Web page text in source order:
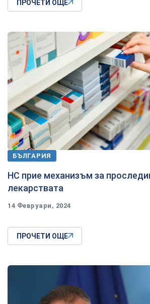
ПРОЧЕТИ ОЩЕ
БЪЛГАРИЯ
НС прие механизъм за
лекарствата
14 Февруари, 2024
ПРОЧЕТИ ОЩЕ